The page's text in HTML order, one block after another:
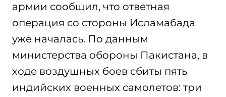
армии сообщил, что ответная
операция со стороны Исламабада
уже началась. По данным
министерства обороны Пакистана, в
ходе воздушных боев сбиты пять
индийских военных самолетов: три